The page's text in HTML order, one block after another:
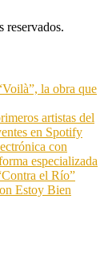
reservados.
la obra que
artistas del
en Spotify
con
especializada
el Río”
Estoy Bien